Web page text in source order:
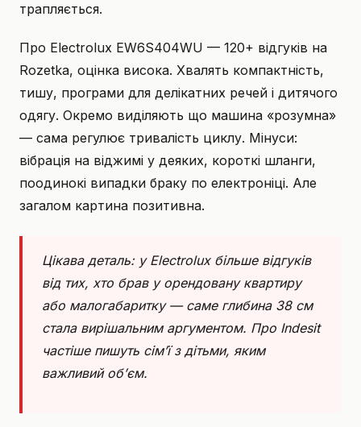
трапляється.
Про Electrolux EW6S404WU — 120+ відгуків на
Rozetka, оцінка висока. Хвалять компактність,
тишу, програми для делікатних речей і дитячого
одягу. Окремо виділяють що машина «розумна»
— сама регулює тривалість циклу. Мінуси:
вібрація на віджимі у деяких, короткі шланги,
поодинокі випадки браку по електроніці. Але
загалом картина позитивна.
Цікава деталь: у Electrolux більше відгуків
від тих, хто брав у орендовану квартиру
або малогабаритку — саме глибина 38 см
стала вирішальним аргументом. Про Indesit
частіше пишуть сім’ї з дітьми, яким
важливий об’єм.